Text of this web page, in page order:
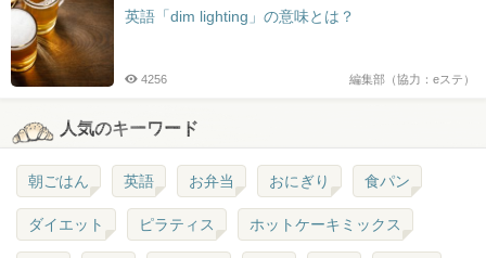
英語「dim lighting」の意味とは？
編集部（協力：eステ）
4256
人気のキーワード
朝ごはん 英語 お弁当 おにぎり 食パン
ダイエット ピラティス ホットケーキミックス